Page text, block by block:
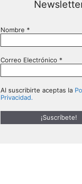
Nombre *
Correo Electrónico *
Al suscribirte aceptas la
Privacidad.